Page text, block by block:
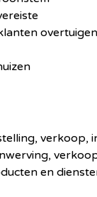
overtuigen
verkoop,
en